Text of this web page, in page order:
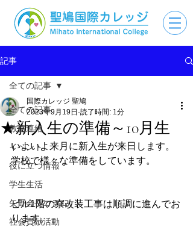
記事
全ての記事
教務連絡
イベント
役に立つ情報
学生生活
矢野会長コラム
社会貢献活動
全ての記事
★新入生の準備～10月生
国際カレッジ 聖鳩
2023年9月19日 読了時間: 1分
いよいよ来月に新入生が来日します。
学校で様々な準備をしています。
ビル1階の寮改装工事は順調に進んでお
ります。